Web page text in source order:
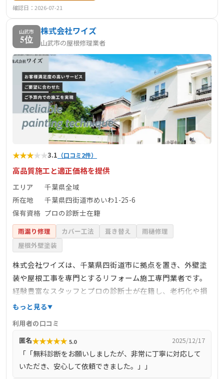
確認日：2026-07-21
山武市
5位
株式会社ワイズ
山武市の屋根修理業者
★★★★★3.1 （口コミ2件）
高品質施工と適正価格を提供
エリア
千葉県全域
所在地
千葉県四街道市めいわ1-25-6
保有資格 プロの診断士在籍
雨漏り修理 カバー工法 葺き替え
雨樋修理
屋根外壁塗装
株式会社ワイズは、千葉県四街道市に拠点を置き、外壁塗
装や屋根工事を専門とするリフォーム施工専門業者です。
経験豊富なスタッフとプロの診断士が在籍し、老朽化や損
傷した箇所の修理に対応しています。同社は無料診断を提
費を抑え、予算内での工事を可能としています。高品質な
仕上がりとお客様目線のサービスを提供し、高い顧客満足
度を実現しています。
もっと見る
利用者の口コミ
匿名★★★★★ 5.0 2025/12/17
「「無料診断をお願いしましたが、非常に丁寧に対応して
いただき、安心して依頼できました。」」